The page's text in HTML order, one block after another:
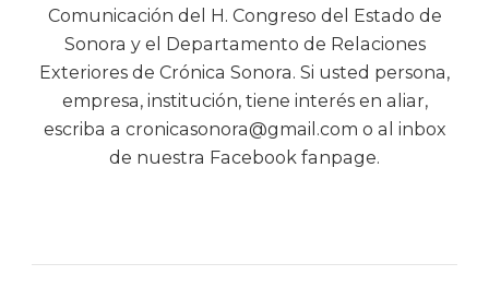
Comunicación del H. Congreso del Estado de
Sonora y el Departamento de Relaciones
Exteriores de Crónica Sonora. Si usted persona,
empresa, institución, tiene interés en aliar,
escriba a cronicasonora@gmail.com o al inbox
de nuestra Facebook fanpage.